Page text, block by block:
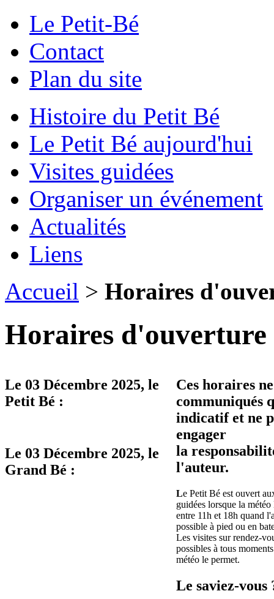
Le Petit-Bé
Contact
Plan du site
Histoire du Petit Bé
Le Petit Bé aujourd'hui
Visites guidées
Organiser un événement
Actualités
Liens
Accueil > Horaires
Horaires d'ouverture
Le 03 Décembre 2025, le
Petit Bé :
Le 03 Décembre 2025, le
Grand Bé :
Ces horaires
communiqués
indicatif et ne
engager
la
l'auteur.
Le Petit Bé est ouvert
guidées lorsque la météo
entre 11h et 18h quand
possible à pied ou en
Les visites sur rendez-
possibles à tous
météo le permet.
Le saviez-vous